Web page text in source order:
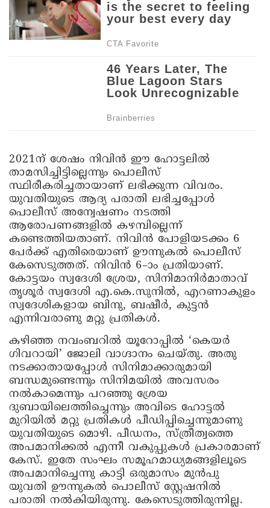
2021ന് ശേഷം നിവിൻ ഈ ഹോട്ടലിൽ
താമസിച്ചിട്ടില്ലെന്നും പൊലീസ്
സ്ഥിരീകരിച്ചതായാണ് ലഭിക്കുന്ന വിവരം.
യുവതിയുടെ ആദ്യ പരാതി ലഭിച്ചപ്പോൾ
പൊലീസ് അന്വേഷണം നടത്തി
ആരോപണങ്ങളിൽ കഴമ്പില്ലെന്ന്
കണ്ടെത്തിയതാണ്. നിവിൻ പോളിയടക്കം 6
പേർക്ക് എതിരെയാണ് ഊന്നുകൽ പൊലീസ്
കേസെടുത്തത്. നിവിൻ 6–ാം പ്രതിയാണ്.
കോട്ടയം സ്വദേശി ശ്രേയ, സിനിമാനിർമാതാവ്
തൃശൂർ സ്വദേശി എ.കെ.സുനിൽ, എറണാകുളം
സ്വദേശികളായ ബിനു, ബഷീർ, കുട്ടൻ
എന്നിവരാണു മറ്റു പ്രതികൾ.
കഴിഞ്ഞ നവംബറിൽ യൂറോപ്പിൽ ‘കെയർ
ഗിവറായി’ ജോലി വാഗ്ദാനം ചെയ്തു. അതു
നടക്കാതായപ്പോൾ സിനിമാക്കാരുമായി
ബന്ധമുണ്ടെന്നും സിനിമയിൽ അവസരം
നൽകാമെന്നും പറഞ്ഞു ശ്രേയ
ദുബായിലെത്തിച്ചെന്നും അവിടെ ഹോട്ടൽ
മുറിയിൽ മറ്റു പ്രതികൾ പീഡിപ്പിച്ചെന്നുമാണു
യുവതിയുടെ മൊഴി. പീഡനം, സ്ത്രീത്വത്തെ
അപമാനിക്കൽ എന്നീ വകുപ്പുകൾ പ്രകാരമാണ്
കേസ്. ഇതേ സംഘം സമൂഹമാധ്യമങ്ങളിലൂടെ
അപമാനിച്ചെന്നു കാട്ടി ഒരുമാസം മുൻപു
യുവതി ഊന്നുകൽ പൊലീസ് സ്റ്റേഷനിൽ
പരാതി നൽകിയിരുന്നു. കേസെടുത്തിരുന്നില്ല.